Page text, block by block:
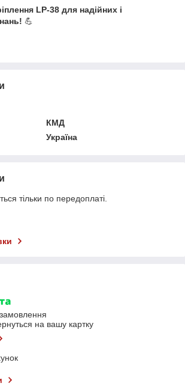
LP-38 для надійних і
💪
КМД
Україна
тільки по передоплаті.
на вашу картку